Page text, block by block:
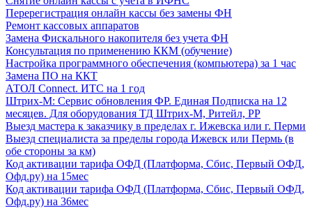
Перерегистрация онлайн кассы без замены ФН
Ремонт кассовых аппаратов
Замена Фискального накопителя без учета ФН
Консультация по применению ККМ (обучение)
Настройка программного обеспечения (компьютера) за 1 час
Замена ПО на ККТ
АТОЛ Connect. ИТС на 1 год
Штрих-М: Сервис обновления ФР. Единая Подписка на 12
месяцев. Для оборудования ТД Штрих-М, Ритейл, РР
Выезд мастера к заказчику в пределах г. Ижевска или г. Перми
Выезд специалиста за пределы города Ижевск или Пермь (в
обе стороны за км)
Код активации тарифа ОФД (Платформа, Сбис, Первый ОФД,
Офд.ру) на 15мес
Код активации тарифа ОФД (Платформа, Сбис, Первый ОФД,
Офд.ру) на 36мес